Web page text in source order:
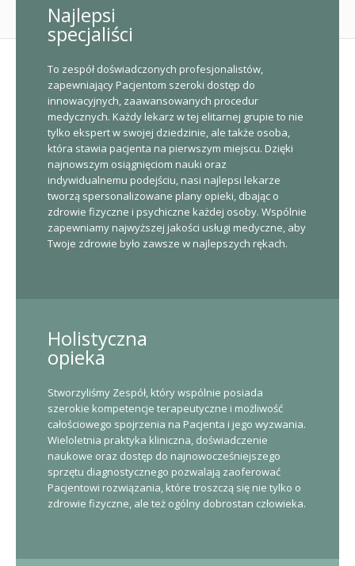
Najlepsi
specjaliści
To zespół doświadczonych profesjonalistów,
zapewniający Pacjentom szeroki dostęp do
innowacyjnych, zaawansowanych procedur
medycznych. Każdy lekarz w tej elitarnej grupie to nie
tylko ekspert w swojej dziedzinie, ale także osoba,
która stawia pacjenta na pierwszym miejscu. Dzięki
najnowszym osiągnięciom nauki oraz
indywidualnemu podejściu, nasi najlepsi lekarze
tworzą spersonalizowane plany opieki, dbając o
zdrowie fizyczne i psychiczne każdej osoby. Wspólnie
zapewniamy najwyższej jakości usługi medyczne, aby
Twoje zdrowie było zawsze w najlepszych rękach.
Holistyczna
opieka
Stworzyliśmy Zespół, który wspólnie posiada
szerokie kompetencje terapeutyczne i możliwość
całościowego spojrzenia na Pacjenta i jego wyzwania.
Wieloletnia praktyka kliniczna, doświadczenie
naukowe oraz dostęp do najnowocześniejszego
sprzętu diagnostycznego pozwalają zaoferować
Pacjentowi rozwiązania, które troszczą się nie tylko o
zdrowie fizyczne, ale też ogólny dobrostan człowieka.